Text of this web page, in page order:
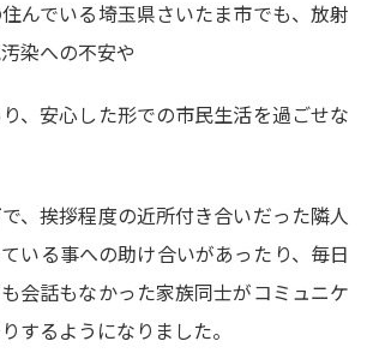
んでいる埼玉県さいたま市でも、放射
染への不安や
、安心した形での市民生活を過ごせな
、挨拶程度の近所付き合いだった隣人
いる事への助け合いがあったり、毎日
会話もなかった家族同士がコミュニケ
するようになりました。